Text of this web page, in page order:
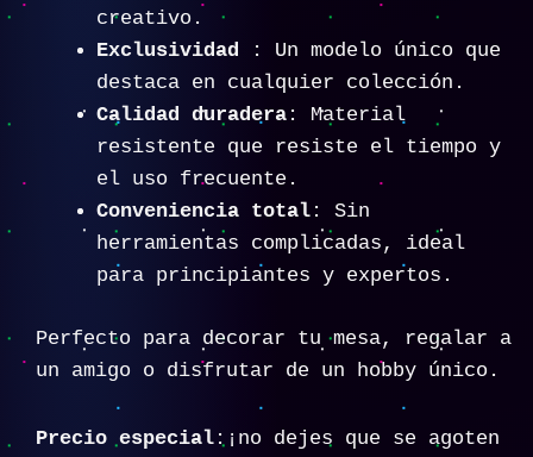
creativo.
Exclusividad
: Un modelo único que
destaca en cualquier colección.
Calidad duradera : Material
resistente que resiste el tiempo y
el uso frecuente.
Conveniencia total : Sin
herramientas complicadas, ideal
para principiantes y expertos.
Perfecto para decorar tu mesa, regalar a
un amigo o disfrutar de un hobby único.
Precio especial :¡no dejes que se agoten